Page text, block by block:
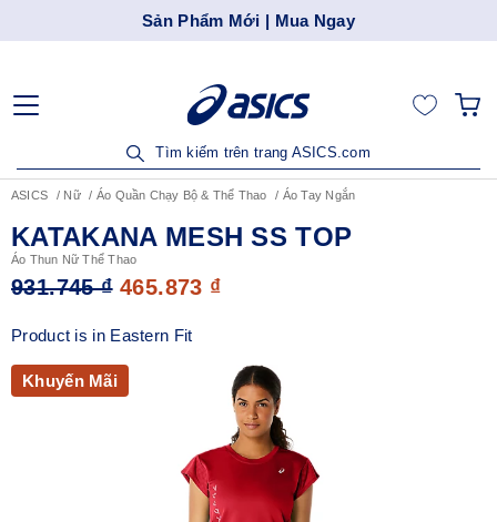
Sản Phẩm Mới | Mua Ngay
Tìm kiếm trên trang ASICS.com
ASICS Nữ Áo Quần Chạy Bộ & Thể Thao Áo Tay Ngắn
KATAKANA MESH SS TOP
Áo Thun Nữ Thể Thao
931.745 ₫ 465.873 ₫
Product is in Eastern Fit
Khuyến Mãi